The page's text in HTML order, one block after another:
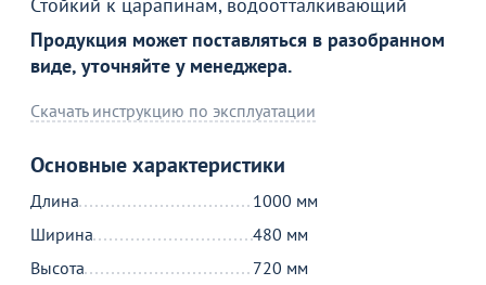
Продукция может поставляться в разобранном
виде, уточняйте у менеджера.
Скачать инструкцию по эксплуатации
Основные характеристики
Длина
1000 мм
Ширина
480 мм
Высота
720 мм
Стол письменный Опора, орех
В корзине
Продолжить покупки